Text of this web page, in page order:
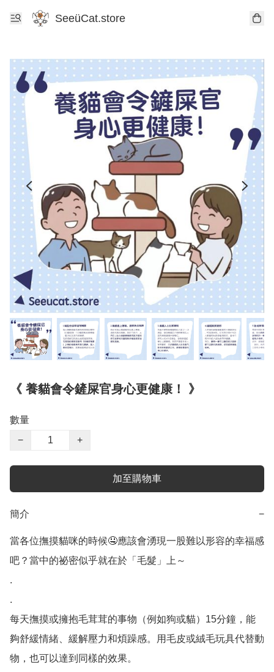
SeeüCat.store
《 養貓會令鏟屎官身心更健康！ 》
數量
−
+
加至購物車
簡介 −
當各位撫摸貓咪的時候🤤應該會湧現一股難以形容的幸福感
吧？當中的祕密似乎就在於「毛髮」上～
.
.
每天撫摸或擁抱毛茸茸的事物（例如狗或貓）15分鐘，能
夠舒緩情緒、緩解壓力和煩躁感。用毛皮或絨毛玩具代替動
物，也可以達到同樣的效果。